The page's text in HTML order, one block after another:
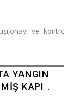
ve
YANGIN
KAPI .